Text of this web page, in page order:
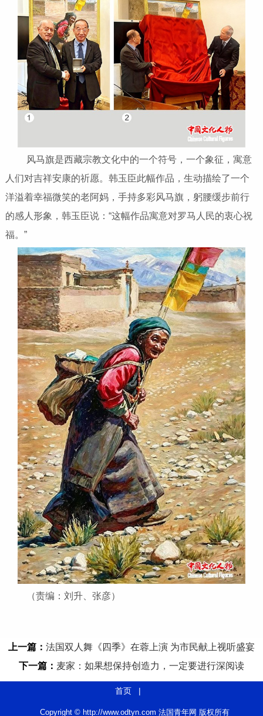
风马旗是西藏宗教文化中的一个符号，一个象征，寓意
人们对吉祥安康的祈愿。韩玉臣此幅作品，生动描绘了一个
洋溢着幸福微笑的老阿妈，手持多彩风马旗，躬腰缓步前行
的感人形象，韩玉臣说：“这幅作品寓意对罗马人民的衷心祝
福。”
（责编：刘升、张彦）
上一篇： 法国双人舞《四季》在蓉上演 为市民献上视听盛宴
下一篇： 麦家：如果想保持创造力，一定要进行深阅读
首页 |
Copyright © http://www.odtyn.com 法国青年网 版权所有